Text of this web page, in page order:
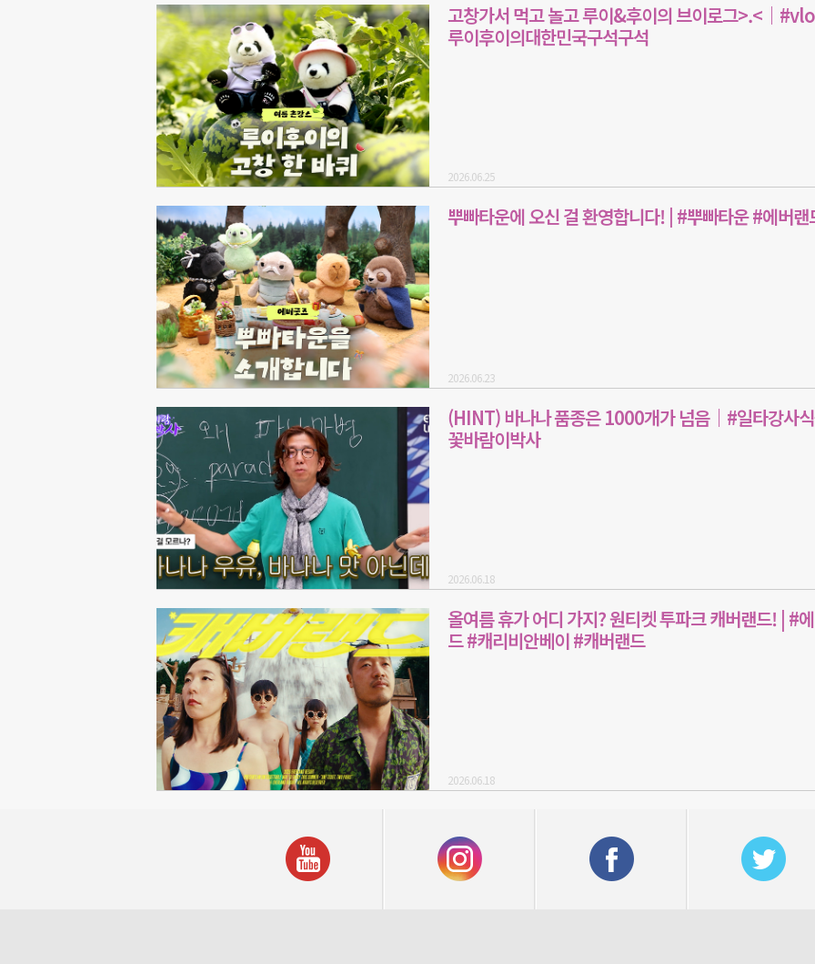
고창가서 먹고 놀고 루이&후이의 브이로그>.<｜
루이후이의대한민국구석구석
2026.06.25
뿌빠타운에 오신 걸 환영합니다! | #뿌빠타운 #에버랜
2026.06.23
(HINT) 바나나 품종은 1000개가 넘음｜#일타강사
꽃바람이박사
2026.06.18
올여름 휴가 어디 가지? 원티켓 투파크 캐버랜드! | #
드 #캐리비안베이 #캐버랜드
2026.06.18